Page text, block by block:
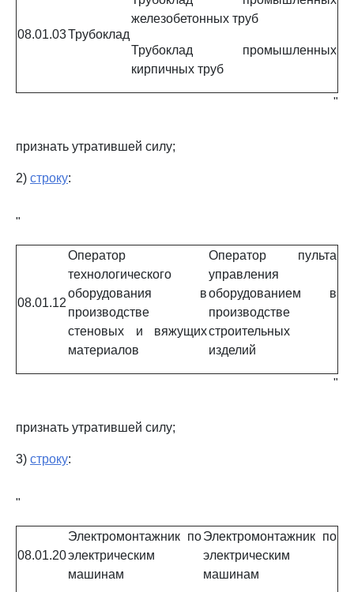
08.01.03Трубоклад
железобетонных труб
Трубоклад промышленных
кирпичных труб
"
признать утратившей силу;
2) строку:
"
08.01.12
Оператор
технологического
оборудования в
производстве
стеновых и вяжущих
материалов
Оператор пульта
управления
оборудованием в
производстве
строительных
изделий
"
признать утратившей силу;
3) строку:
"
08.01.20
Электромонтажник по
электрическим
машинам
Электромонтажник по
электрическим
машинам